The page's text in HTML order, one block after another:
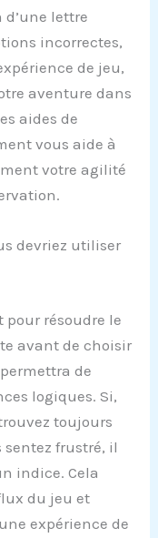
lettre
incorrectes,
de jeu,
aventure dans
aides de
vous aide à
votre agilité
devriez utiliser
pour résoudre le
avant de choisir
de
logiques. Si,
toujours
frustré, il
indice. Cela
du jeu et
expérience de